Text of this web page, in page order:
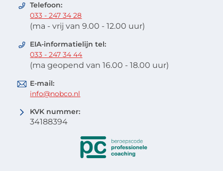
Telefoon:
033 - 247 34 28
(ma - vrij van 9.00 - 12.00 uur)
EIA-informatielijn tel:
033 - 247 34 44
(ma geopend van 16.00 - 18.00 uur)
E-mail:
info@nobco.nl
KVK nummer:
34188394